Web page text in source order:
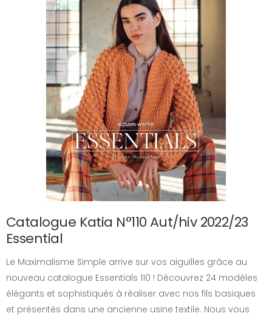
Catalogue Katia N°110 Aut/hiv 2022/23
Essential
Le Maximalisme Simple arrive sur vos aiguilles grâce au
nouveau catalogue Essentials 110 ! Découvrez 24 modèles
élégants et sophistiqués à réaliser avec nos fils basiques
et présentés dans une ancienne usine textile. Nous vous